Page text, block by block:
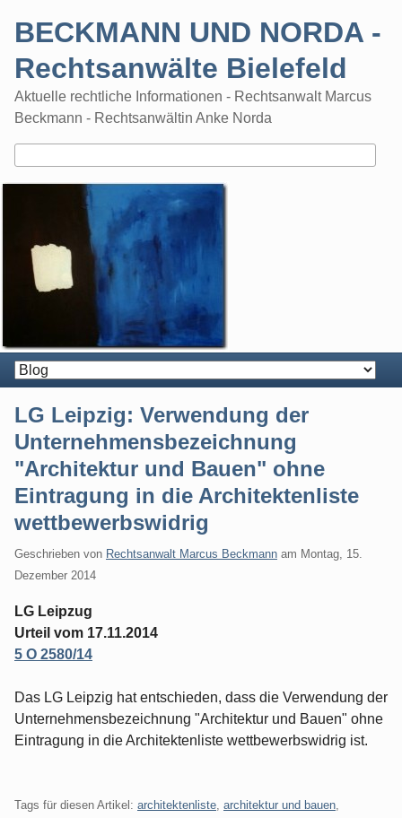
BECKMANN UND NORDA -
Rechtsanwälte Bielefeld
Aktuelle rechtliche Informationen - Rechtsanwalt Marcus
Beckmann - Rechtsanwältin Anke Norda
LG Leipzig: Verwendung der
Unternehmensbezeichnung
"Architektur und Bauen" ohne
Eintragung in die Architektenliste
wettbewerbswidrig
Geschrieben von Rechtsanwalt Marcus Beckmann am Montag, 15.
Dezember 2014
LG Leipzug
Urteil vom 17.11.2014
5 O 2580/14
Das LG Leipzig hat entschieden, dass die Verwendung der
Unternehmensbezeichnung "Architektur und Bauen" ohne
Eintragung in die Architektenliste wettbewerbswidrig ist.
Tags für diesen Artikel: architektenliste architektur und bauen